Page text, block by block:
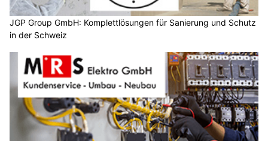
JGP Group GmbH: Komplettlösungen für Sanierung und Schutz
in der Schweiz